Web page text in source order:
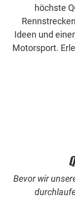
höchste
Ideen und
Motorsport.
Bevor wir